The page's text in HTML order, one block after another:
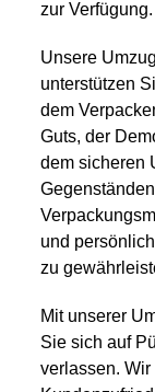
zur Verfügung.
Unsere
unterstützen
dem
Guts, der
dem sicheren
und
zu
Mit unserer
Sie sich auf
verlassen.